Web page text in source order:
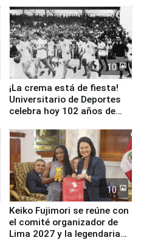
10
¡La crema está de fiesta!
Universitario de Deportes
celebra hoy 102 años de
10
Keiko Fujimori se reúne con
el comité organizador de
Lima 2027 y la legendaria